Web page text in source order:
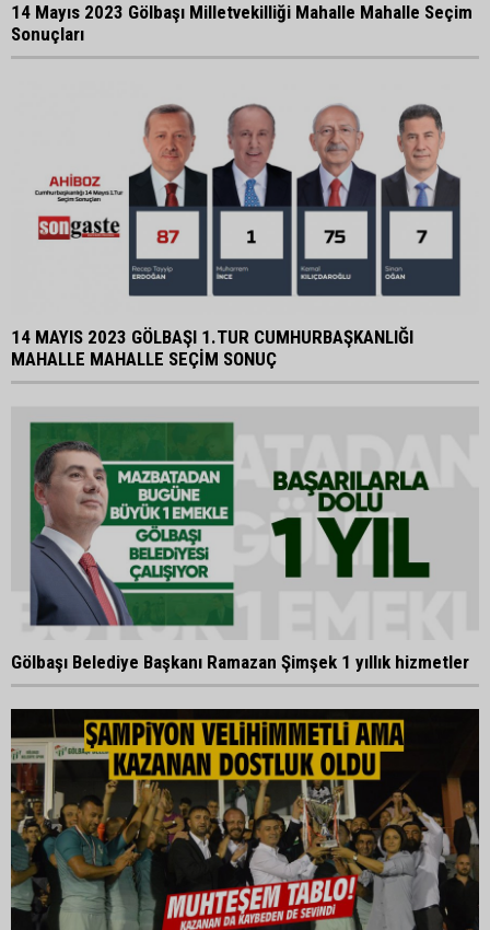
14 Mayıs 2023 Gölbaşı Milletvekilliği Mahalle Mahalle Seçim
Sonuçları
14 MAYIS 2023 GÖLBAŞI 1.TUR CUMHURBAŞKANLIĞI
MAHALLE MAHALLE SEÇİM SONUÇ
Gölbaşı Belediye Başkanı Ramazan Şimşek 1 yıllık hizmetler